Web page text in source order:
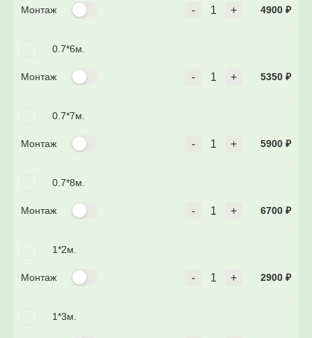
4900 ₽
Монтаж - 1 +
0.7*6м.
5350 ₽
Монтаж - 1 +
0.7*7м.
5900 ₽
Монтаж - 1 +
0.7*8м.
6700 ₽
Монтаж - 1 +
1*2м.
2900 ₽
Монтаж - 1 +
1*3м.